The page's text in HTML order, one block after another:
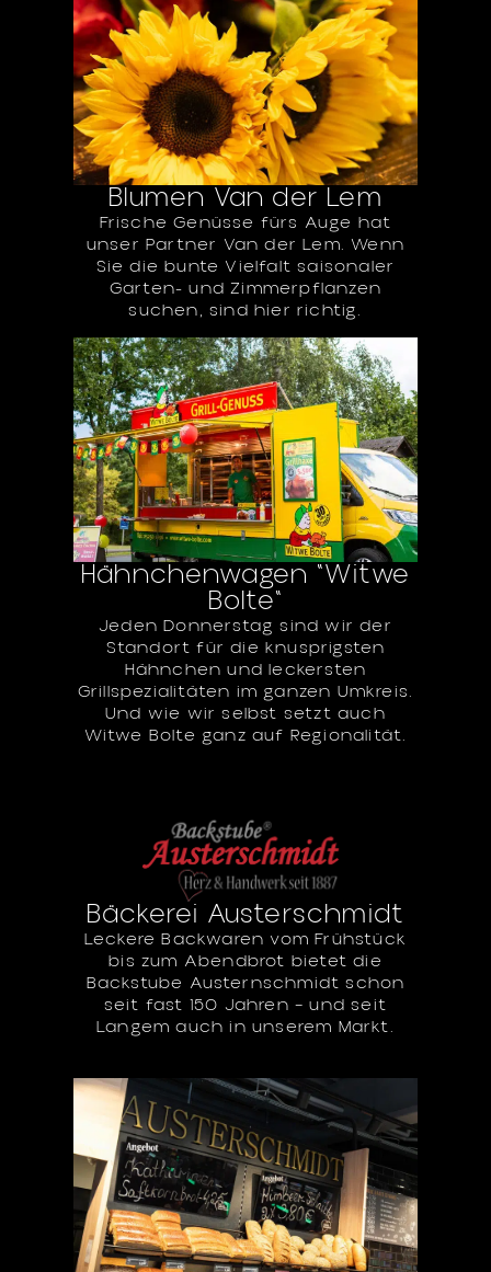
Blumen Van der Lem
Frische Genüsse fürs Auge hat
unser Partner Van der Lem. Wenn
Sie die bunte Vielfalt saisonaler
Garten- und Zimmerpflanzen
suchen, sind hier richtig.
Hähnchenwagen "Witwe
Bolte"
Jeden Donnerstag sind wir der
Standort für die knusprigsten
Hähnchen und leckersten
Grillspezialitäten im ganzen Umkreis.
Und wie wir selbst setzt auch
Witwe Bolte ganz auf Regionalität.
Bäckerei Austerschmidt
Leckere Backwaren vom Frühstück
bis zum Abendbrot bietet die
Backstube Austernschmidt schon
seit fast 150 Jahren – und seit
Langem auch in unserem Markt.